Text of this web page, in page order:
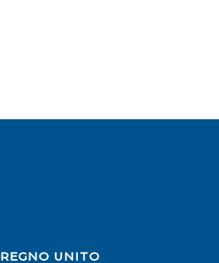
REGNO UNITO